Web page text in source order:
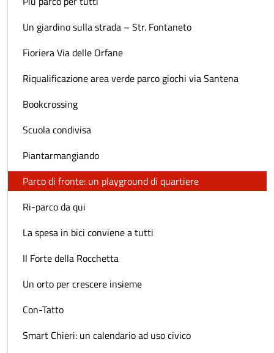
Un giardino sulla strada – Str. Fontaneto
Fioriera Via delle Orfane
Riqualificazione area verde parco giochi via Santena
Bookcrossing
Scuola condivisa
Piantarmangiando
Parco di fronte: un playground di quartiere
Ri-parco da qui
La spesa in bici conviene a tutti
Il Forte della Rocchetta
Un orto per crescere insieme
Con-Tatto
Smart Chieri: un calendario ad uso civico